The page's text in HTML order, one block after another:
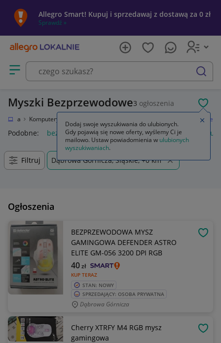
Allegro Smart! Kupuj i sprzedawaj z dostawą za 0 zł
Sprawdź »
Otwórz menu z kategoriami
szukaj
Myszki Bezprzewodowe3 ogłoszenia
Komputery Bezprzewodowe
Podobne: bezprzewodowe słuchawki bezprzewodowe
Filtruj Dąbrowa Górnicza, Śląskie, +0 km
Ogłoszenia
BEZPRZEWODOWA MYSZ
GAMINGOWA DEFENDER ASTRO
ELITE GM-056 3200 DPI RGB
KUP TERAZ
40zł
STAN: NOWY
SPRZEDAJĄCY: OSOBA PRYWATNA
Dąbrowa Górnicza
Cherry XTRFY M4 RGB mysz
gamingowa
Dodaj swoje wyszukiwania do ulubionych.
Gdy pojawią się nowe oferty, wyślemy Ci je
mailowo. Ustaw powiadomienia w ulubionych
wyszukiwaniach.